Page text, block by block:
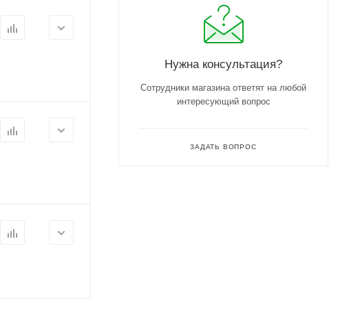
Нужна консультация?
Сотрудники магазина ответят на любой
интересующий вопрос
ЗАДАТЬ ВОПРОС